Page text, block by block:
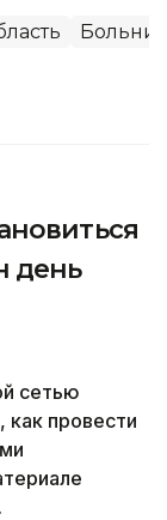
день
сетью
провести